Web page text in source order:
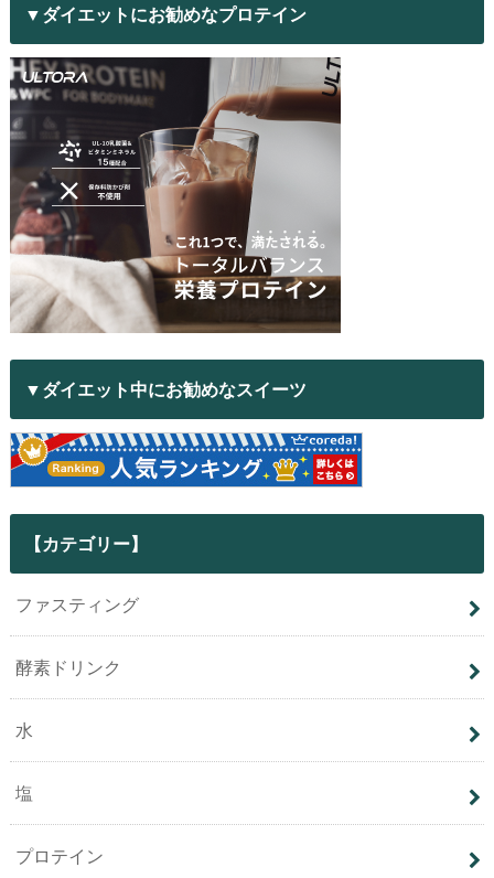
▼ダイエットにお勧めなプロテイン
▼ダイエット中にお勧めなスイーツ
【カテゴリー】
ファスティング
酵素ドリンク
水
塩
プロテイン